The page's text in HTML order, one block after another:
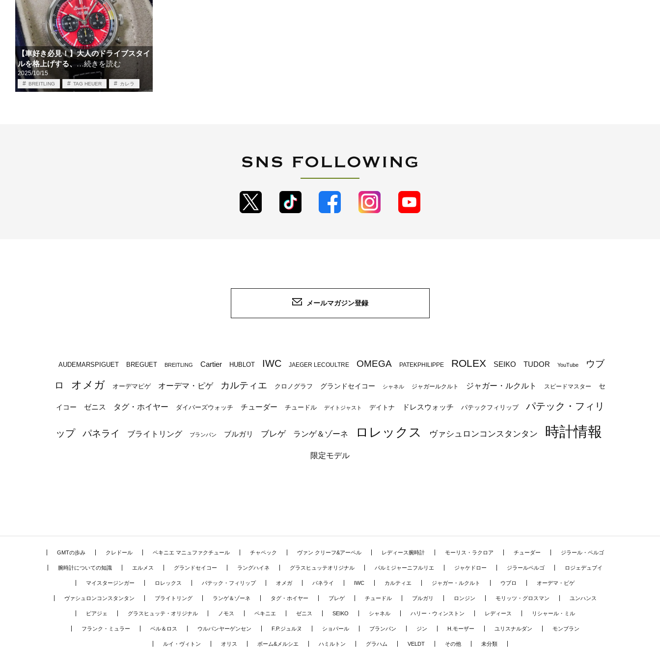
【車好き必見！】大人のドライブスタイ
ルを格上げする、 …続きを読む
2025/10/15
BREITLING TAG HEUER カレラ
メールマガジン登録
AUDEMARSPIGUET BREGUET BREITLING Cartier HUBLOT IWC JAEGER LECOULTRE OMEGA PATEKPHILIPPE ROLEX SEIKO TUDOR YouTube ウブ
ロ オメガ オーデマピゲ オーデマ・ピゲ カルティエ クロノグラフ グランドセイコー シャネル ジャガールクルト ジャガー・ルクルト スピードマスター セ
イコー ゼニス タグ・ホイヤー ダイバーズウォッチ チューダー チュードル デイトジャスト デイトナ ドレスウォッチ パテックフィリップ パテック・フィリ
ップ パネライ ブライトリング ブランパン ブルガリ ブレゲ ランゲ＆ゾーネ ロレックス ヴァシュロンコンスタンタン 時計情報
限定モデル
GMTの歩み クレドール ペキニエ マニュファクチュール チャペック ヴァン クリーフ&アーペル レディース腕時計 モーリス・ラクロア チューダー ジラール・ペルゴ
腕時計についての知識 エルメス グランドセイコー ラングハイネ グラスヒュッテオリジナル パルミジャーニフルリエ ジャケドロー ジラールペルゴ ロジェデュブイ
マイスタージンガー ロレックス パテック・フィリップ オメガ パネライ IWC カルティエ ジャガー・ルクルト ウブロ オーデマ・ピゲ
ヴァシュロンコンスタンタン ブライトリング ランゲ＆ゾーネ タグ・ホイヤー ブレゲ チュードル ブルガリ ロンジン モリッツ・グロスマン ユンハンス
ピアジェ グラスヒュッテ・オリジナル ノモス ペキニエ ゼニス SEIKO シャネル ハリー・ウィンストン レディース リシャール・ミル
フランク・ミュラー ベル＆ロス ウルバンヤーゲンセン F.P.ジュルヌ ショパール ブランパン ジン H.モーザー ユリスナルダン モンブラン
ルイ・ヴィトン オリス ボーム&メルシエ ハミルトン グラハム VELDT その他 未分類